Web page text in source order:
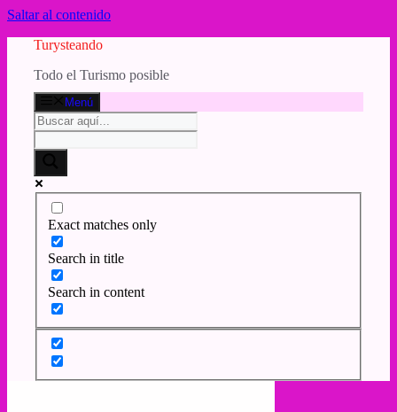
Saltar al contenido
Turysteando
Todo el Turismo posible
Menú
Exact matches only
Search in title
Search in content